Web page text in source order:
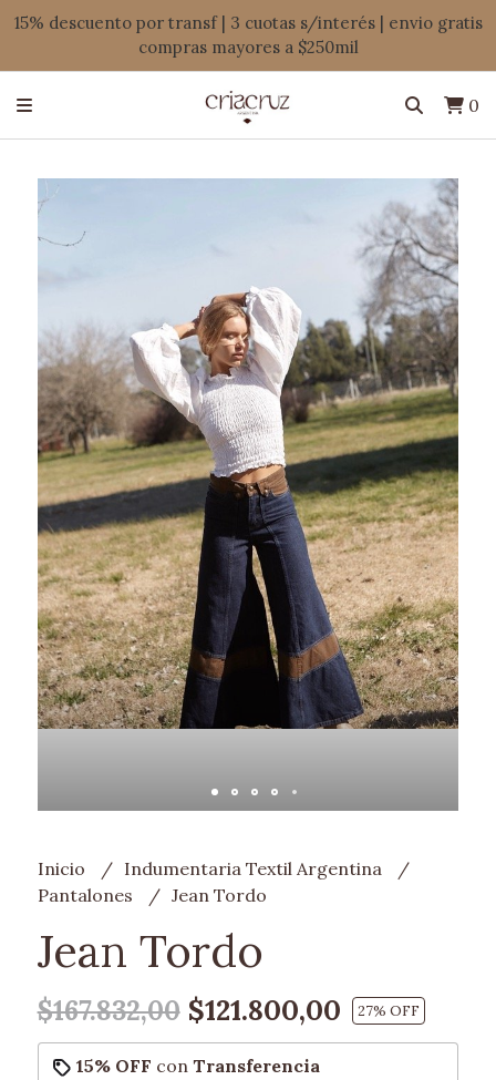
15% descuento por transf | 3 cuotas s/interés | envio gratis
compras mayores a $250mil
0
Inicio
Indumentaria Textil Argentina
Pantalones
Jean Tordo
Jean Tordo
$167.832,00$121.800,00 27% OFF
15% OFF con Transferencia